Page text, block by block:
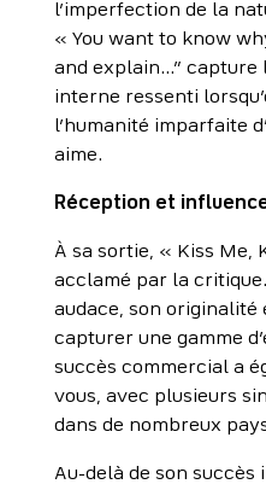
l’imperfection de la
« You want to know
and explain…” capture
interne ressenti
l’humanité imparfaite
aime.
Réception et
À sa sortie, « Kiss Me,
acclamé par la
audace, son originalité
capturer une gamme
succès commercial a
vous, avec plusieurs
dans de nombreux
Au-delà de son succès